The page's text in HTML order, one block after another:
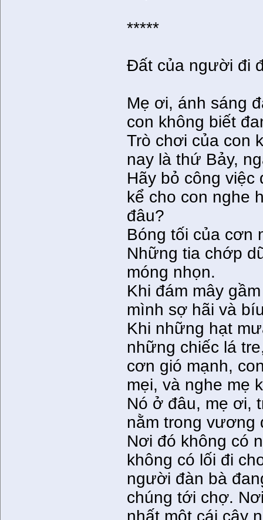
*****
Đất của người đi
Mẹ ơi, ánh sáng
con không biết
Trò chơi của con
nay là thứ Bảy,
Hãy bỏ công việc
kể cho con nghe
đâu?
Bóng tối của cơn
Những tia chớp
móng nhọn.
Khi đám mây
mình sợ hãi và
Khi những hạt
những chiếc lá
cơn gió mạnh,
mẹi, và nghe mẹ
Nó ở đâu, mẹ ơi,
nằm trong vương
Nơi đó không có
không có lối đi
người đàn bà
chúng tới chợ.
nhất một cái cây